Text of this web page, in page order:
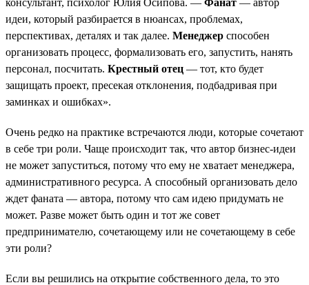
идеи, который разбирается в нюансах, проблемах,
перспективах, деталях и так далее. Менеджер способен
организовать процесс, формализовать его, запустить, нанять
персонал, посчитать. Крестный отец — тот, кто будет
защищать проект, пресекая отклонения, подбадривая при
заминках и ошибках».
Очень редко на практике встречаются люди, которые сочетают
в себе три роли. Чаще происходит так, что автор бизнес-идеи
не может запуститься, потому что ему не хватает менеджера,
административного ресурса. А способный организовать дело
ждет фаната — автора, потому что сам идею придумать не
может. Разве может быть один и тот же совет
предпринимателю, сочетающему или не сочетающему в себе
эти роли?
Если вы решились на открытие собственного дела, то это